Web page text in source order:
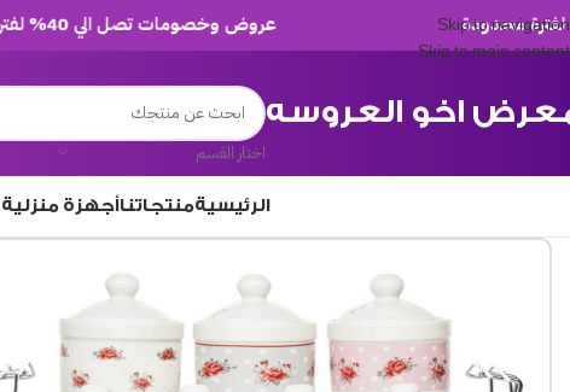
Skip to navigation
Skip to main content
عروض وخصومات تصل الي 40% لفترة محدودة
اخو العروسه
اختار القسم
الرئيسيةمنتجاتناأجهزة